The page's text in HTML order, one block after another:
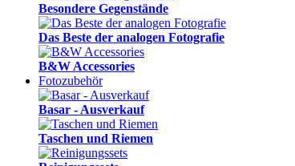
Besondere Gegenstände
Das Beste der analogen Fotografie
B&W Accessories
Fotozubehör
Basar - Ausverkauf
Taschen und Riemen